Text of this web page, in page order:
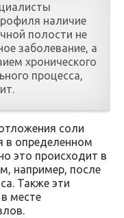
наличие
полости не
заболевание, а
хронического
процесса,
соли
в определенном
это происходит в
например, после
Также эти
месте